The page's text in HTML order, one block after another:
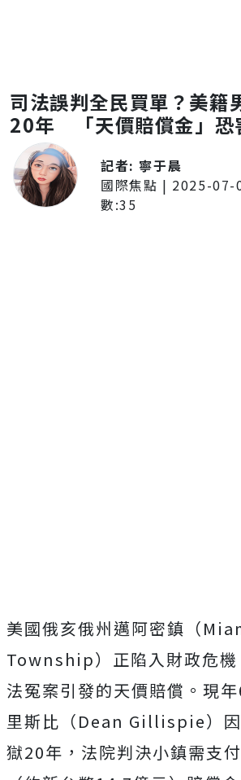
司法誤判全民買單？美籍
20年 「天價賠償金」恐
記者: 寧于晨
國際焦點 | 2025-07-
數:35
美國俄亥俄州邁阿密鎮（
Township）正陷入財政危機
法冤案引發的天價賠償。現
里斯比（Dean Gillispie）
獄20年， 法院判決小鎮需支